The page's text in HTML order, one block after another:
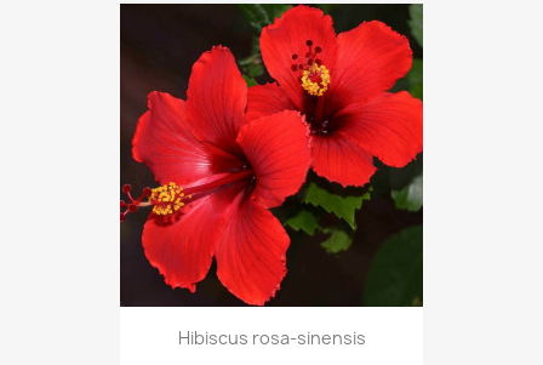
Hibiscus rosa-sinensis